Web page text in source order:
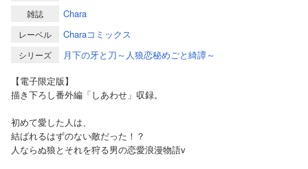
雑誌 Chara
レーベル Charaコミックス
シリーズ
月下の牙と刀～人狼恋秘めごと綺譚～
【電子限定版】
描き下ろし番外編「しあわせ」収録。
初めて愛した人は、
結ばれるはずのない敵だった！？
人ならぬ狼とそれを狩る男の恋愛浪漫物語v